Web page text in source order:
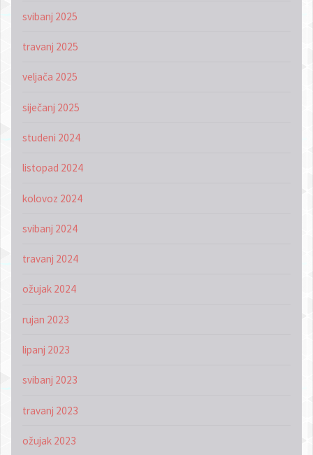
svibanj 2025
travanj 2025
veljača 2025
siječanj 2025
studeni 2024
listopad 2024
kolovoz 2024
svibanj 2024
travanj 2024
ožujak 2024
rujan 2023
lipanj 2023
svibanj 2023
travanj 2023
ožujak 2023